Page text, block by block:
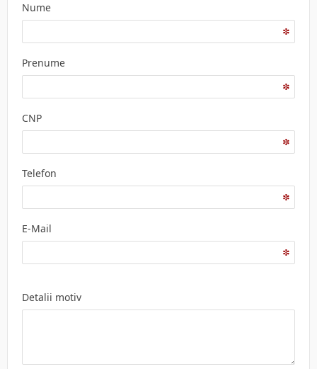
Nume
Prenume
CNP
Telefon
E-Mail
Detalii motiv